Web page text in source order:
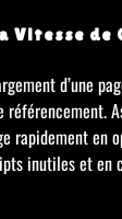
Vitesse de
d’une
rapidement en
inutiles et en